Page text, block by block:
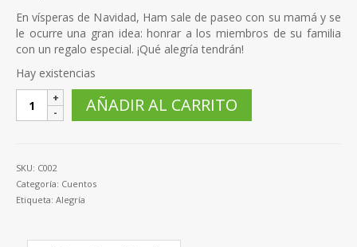
En vísperas de Navidad, Ham sale de paseo con su mamá y se
le ocurre una gran idea: honrar a los miembros de su familia
con un regalo especial. ¡Qué alegría tendrán!
Hay existencias
Cuento
"Ham"
AÑADIR AL CARRITO
SKU: C002
Categoría: Cuentos
Etiqueta: Alegría